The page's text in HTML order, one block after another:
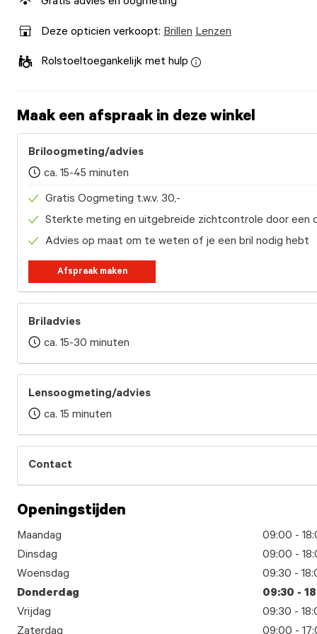
Deze opticien verkoopt: Brillen Lenzen
Rolstoeltoegankelijk met hulp
Maak een afspraak in deze winkel
Briloogmeting/advies
ca. 15-45 minuten
Gratis Oogmeting t.w.v. 30,-
Sterkte meting en uitgebreide zichtcontrole door een
Advies op maat om te weten of je een bril nodig hebt
Afspraak maken
Briladvies
ca. 15-30 minuten
Lensoogmeting/advies
ca. 15 minuten
Contact
Openingstijden
Maandag
09:00 -
Dinsdag
09:00 -
Woensdag
09:30 -
Donderdag
09:30 -
Vrijdag
09:30 -